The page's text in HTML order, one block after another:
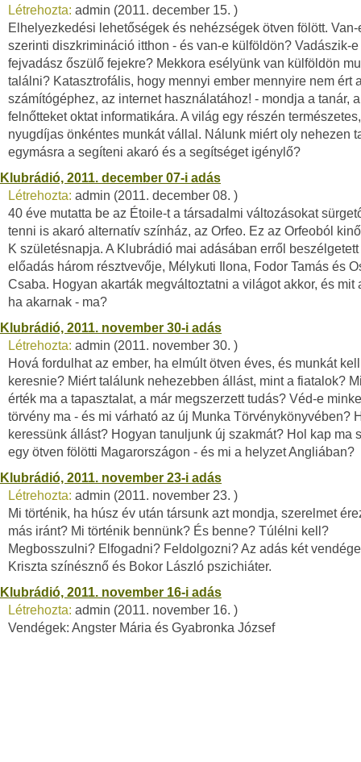
Létrehozta: admin (2011. december 15. )
Elhelyezkedési lehetőségek és nehézségek ötven fölött. Van-
szerinti diszkrimináció itthon - és van-e külföldön? Vadászik-e
fejvadász őszülő fejekre? Mekkora esélyünk van külföldön
találni? Katasztrofális, hogy mennyi ember mennyire nem ért
számítógéphez, az internet használatához! - mondja a tanár,
felnőtteket oktat informatikára. A világ egy részén
nyugdíjas önkéntes munkát vállal. Nálunk miért oly nehezen
egymásra a segíteni akaró és a segítséget igénylő?
Klubrádió, 2011. december 07-i adás
Létrehozta: admin (2011. december 08. )
40 éve mutatta be az Étoile-t a társadalmi változásokat
tenni is akaró alternatív színház, az Orfeo. Ez az Orfeoból
K születésnapja. A Klubrádió mai adásában erről
előadás három résztvevője, Mélykuti Ilona, Fodor Tamás és
Csaba. Hogyan akarták megváltoztatni a világot akkor, és mit
ha akarnak - ma?
Klubrádió, 2011. november 30-i adás
Létrehozta: admin (2011. november 30. )
Hová fordulhat az ember, ha elmúlt ötven éves, és munkát kell
keresnie? Miért találunk nehezebben állást, mint a fiatalok?
érték ma a tapasztalat, a már megszerzett tudás? Véd-e
törvény ma - és mi várható az új Munka Törvénykönyvében?
keressünk állást? Hogyan tanuljunk új szakmát? Hol kap ma
egy ötven fölötti Magarországon - és mi a helyzet Angliában?
Klubrádió, 2011. november 23-i adás
Létrehozta: admin (2011. november 23. )
Mi történik, ha húsz év után társunk azt mondja, szerelmet
más iránt? Mi történik bennünk? És benne? Túlélni kell?
Megbosszulni? Elfogadni? Feldolgozni? Az adás két
Kriszta színésznő és Bokor László pszichiáter.
Klubrádió, 2011. november 16-i adás
Létrehozta: admin (2011. november 16. )
Vendégek: Angster Mária és Gyabronka József